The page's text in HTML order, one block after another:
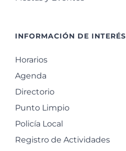
INFORMACIÓN DE INTERÉS
Horarios
Agenda
Directorio
Punto Limpio
Policía Local
Registro de Actividades